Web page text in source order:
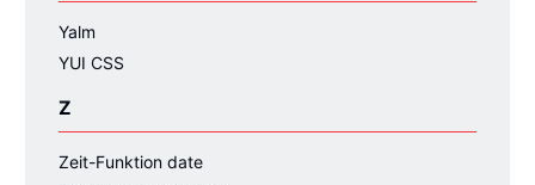
Yalm
YUI CSS
Z
Zeit-Funktion date